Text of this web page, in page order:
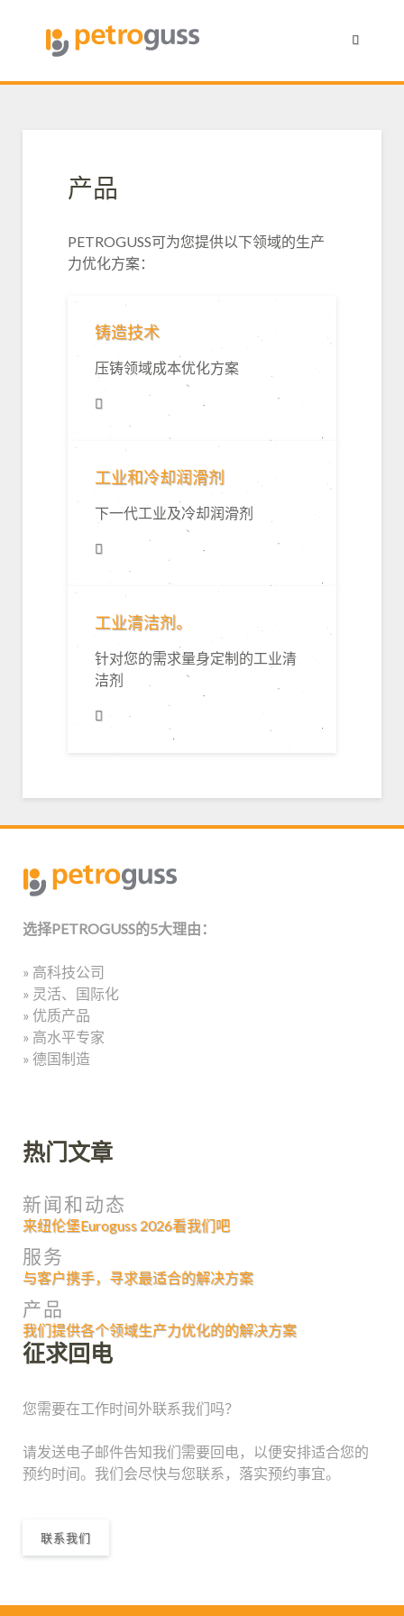
02 03 01
产品
PETROGUSS可为您提供以下领域的生产
力优化方案：
铸造技术
压铸领域成本优化方案
工业和冷却润滑剂
下一代工业及冷却润滑剂
工业清洁剂。
针对您的需求量身定制的工业清
洁剂
选择PETROGUSS的5大理由：
» 高科技公司
» 灵活、国际化
» 优质产品
» 高水平专家
» 德国制造
热门文章
新闻和动态
来纽伦堡Euroguss 2026看我们吧
服务
与客户携手，寻求最适合的解决方案
产品
我们提供各个领域生产力优化的的解决方案
征求回电
您需要在工作时间外联系我们吗？
请发送电子邮件告知我们需要回电，以便安排适合您的
预约时间。我们会尽快与您联系，落实预约事宜。
联系我们